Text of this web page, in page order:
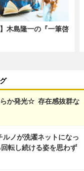
】木島隆一の『一筆啓
らか発光☆ 存在感抜群な
ルノが洗濯ネットになっ
転し続ける姿を思わず